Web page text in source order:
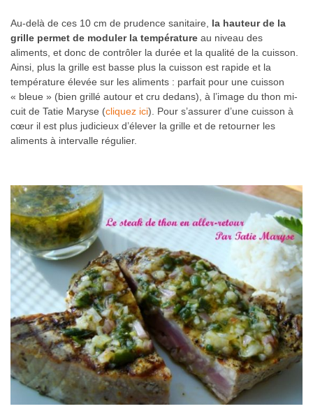
Au-delà de ces 10 cm de prudence sanitaire, la hauteur de la
grille permet de moduler la température au niveau des
aliments, et donc de contrôler la durée et la qualité de la cuisson.
Ainsi, plus la grille est basse plus la cuisson est rapide et la
température élevée sur les aliments : parfait pour une cuisson
« bleue » (bien grillé autour et cru dedans), à l’image du thon mi-
cuit de Tatie Maryse (cliquez ici). Pour s’assurer d’une cuisson à
cœur il est plus judicieux d’élever la grille et de retourner les
aliments à intervalle régulier.